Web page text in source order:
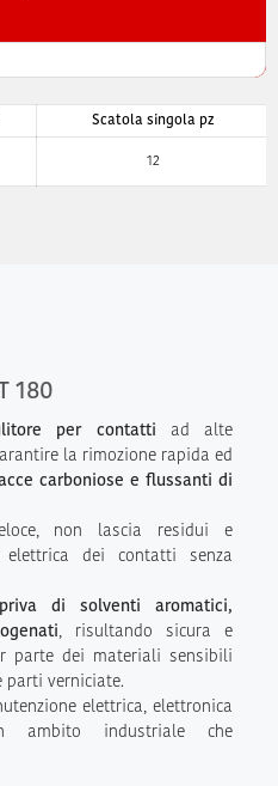
Scatola singola pz
12
180
per contatti ad alte
la rimozione rapida ed
carboniose e flussanti di
non lascia residui e
dei contatti senza
priva di solventi aromatici,
, risultando sicura e
parte dei materiali sensibili
parti verniciate.
elettrica, elettronica
ambito industriale che